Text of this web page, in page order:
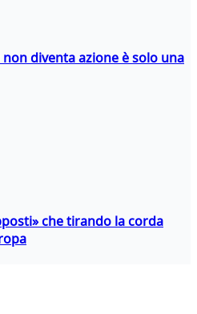
diventa azione è solo una
che tirando la corda